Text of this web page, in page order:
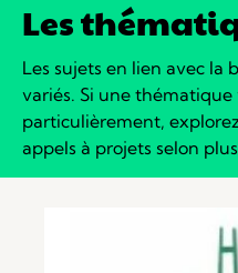
Les
Les sujets en lien avec la
variés. Si une thématique
particulièrement,
appels à projets selon